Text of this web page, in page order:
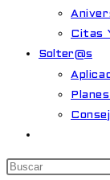
Citas
Solter@s
de